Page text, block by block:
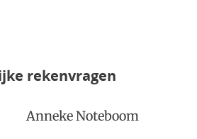
rekenvragen
Anneke Noteboom